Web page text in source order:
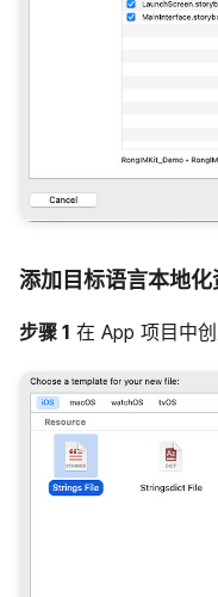
添加目标语言本地
步骤 1 在 App 项目中